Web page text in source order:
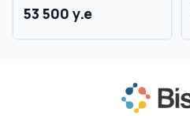
53 500 y.e